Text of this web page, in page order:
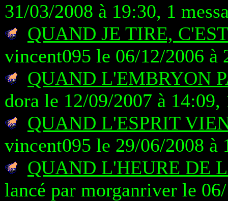
31/03/2008 à 19:30, 1
QUAND JE TIRE,
vincent095 le 06/12/2006 à
QUAND L'EMBRYON
dora le 12/09/2007 à 14:09,
QUAND L'ESPRIT
vincent095 le 29/06/2008 à
QUAND L'HEURE DE
lancé par morganriver le